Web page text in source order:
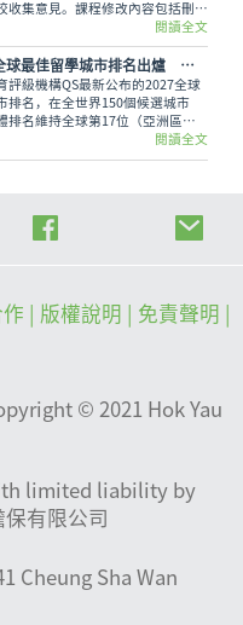
收集意見。課程修改內容包括刪除
減基因改造食物等議題，以及增加
等課題，修訂課程預計最快可於
起在中四級逐級推行。
閱讀全文
熱話｜QS全球最佳留學城市排名出爐 香港維持第17位
評級機構QS最新公布的2027全球
排名，在全世界150個候選城市
排名維持全球第17位（亞洲區第
閱讀全文
| 版權說明
| 免責聲明 |
© 2021 Hok Yau
limited liability by
有限公司
Cheung Sha Wan